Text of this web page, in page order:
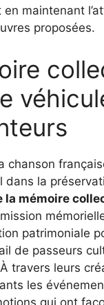
maintenant
proposées.
chanson
dans la
la mémoire
patrimoniale
de passeurs
travers leurs
les
qui ont